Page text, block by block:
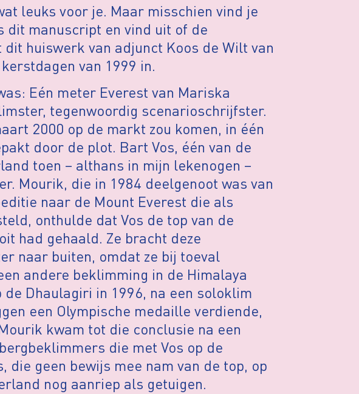
leuks voor je. Maar misschien vind je
dit manuscript en vind uit of de
huiswerk van adjunct Koos de Wilt van
van 1999 in.
Eén meter Everest van Mariska
tegenwoordig scenarioschrijfster.
2000 op de markt zou komen, in één
door de plot. Bart Vos, één van de
toen – althans in mijn lekenogen –
Mourik, die in 1984 deelgenoot was van
naar de Mount Everest die als
onthulde dat Vos de top van de
had gehaald. Ze bracht deze
naar buiten, omdat ze bij toeval
andere beklimming in de Himalaya
de Dhaulagiri in 1996, na een soloklim
een Olympische medaille verdiende,
kwam tot die conclusie na een
die met Vos op de
die geen bewijs mee nam van de top, op
nog aanriep als getuigen.